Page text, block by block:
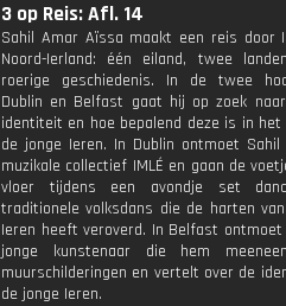
3 op Reis: Afl. 14
Sahil Amar Aïssa maakt een reis door
Noord-Ierland: één eiland, twee
roerige geschiedenis. In de twee
Dublin en Belfast gaat hij op zoek
identiteit en hoe bepalend deze is in het
de jonge Ieren. In Dublin ontmoet
muzikale collectief IMLÉ en gaan de
vloer tijdens een avondje set
traditionele volksdans die de harten
Ieren heeft veroverd. In Belfast ontmoet
jonge kunstenaar die hem
muurschilderingen en vertelt over de
de jonge Ieren.